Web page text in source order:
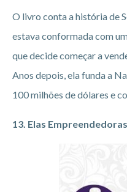
O livro conta a história de
estava conformada com
que decide começar a
Anos depois, ela funda a
100 milhões de dólares e
13. Elas